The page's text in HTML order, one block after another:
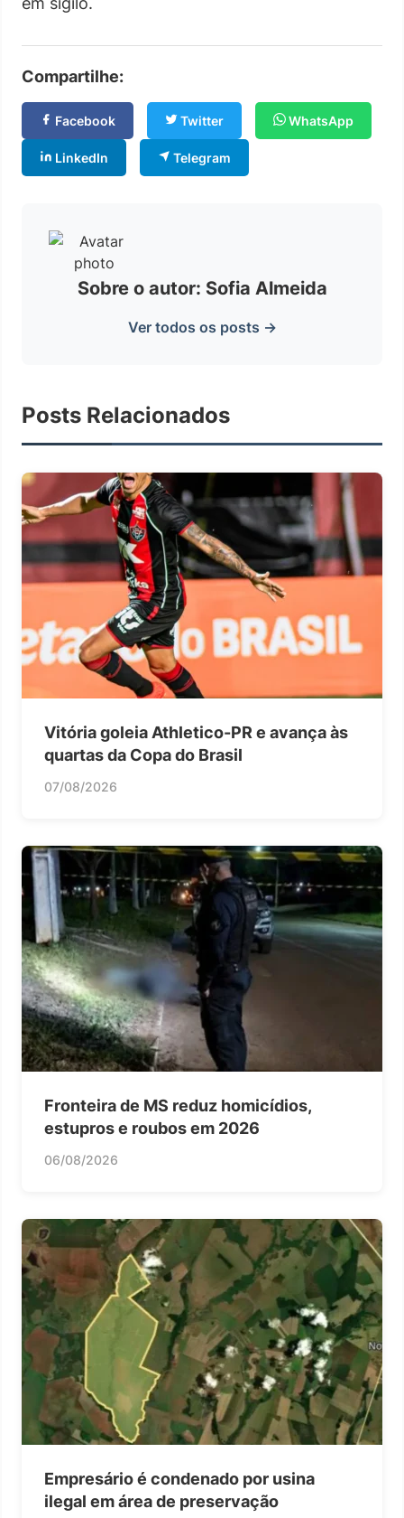
Compartilhe:
Facebook Twitter WhatsApp
LinkedIn Telegram
Sobre o autor: Sofia Almeida
Ver todos os posts →
Posts Relacionados
Vitória goleia Athletico-PR e avança às
quartas da Copa do Brasil
07/08/2026
Fronteira de MS reduz homicídios,
estupros e roubos em 2026
06/08/2026
Empresário é condenado por usina
ilegal em área de preservação